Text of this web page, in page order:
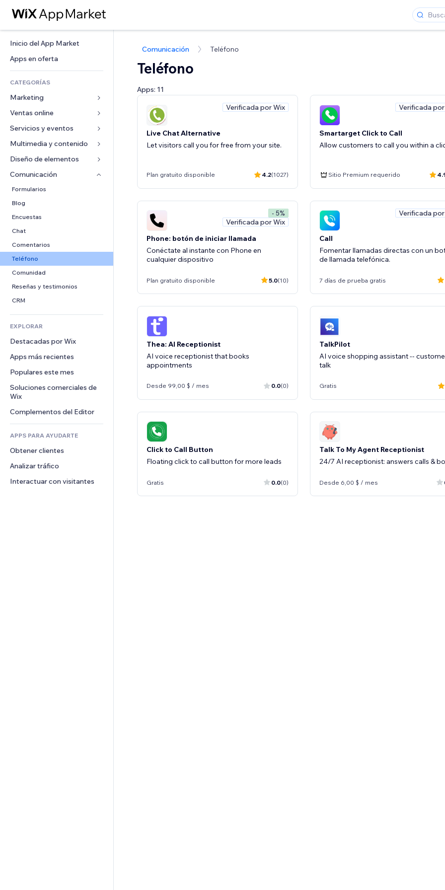
Inicio del App Market
Apps en oferta
CATEGORÍAS
Marketing
Anuncios
Móvil
Analíticas
Ventas online
Apps para tiendas
Envíos y entregas
Botones de venta
Precios y suscripciones
Crowdfunding
Servicios y eventos
Hoteles
Eventos
Restaurantes
Multimedia y contenido
Galerías
Música
Pódcast
Fotografía
Video
PDF
Compartir archivos
Noticias
Servicios de contenido
Efectos de texto
Diseño de elementos
Mapas y navegación
Privacidad y seguridad
Reloj
Plantillas para páginas
Efectos de imágenes
Botones y menús
Banners e insignias
Calculadoras
Buscar
Clima
Gráficos y tablas
Formularios
Blog
Encuestas
Chat
Comentarios
Teléfono
Comunidad
Reseñas y testimonios
CRM
EXPLORAR
Destacadas por Wix
Apps más recientes
Populares este mes
Soluciones comerciales de
Wix
Complementos del Editor
APPS PARA AYUDARTE
Obtener clientes
Analizar tráfico
Interactuar con visitantes
Comunicación Teléfono
Teléfono
Apps: 11
Verificada por Wix
Live Chat Alternative
Let visitors call you for free from your site.
Plan gratuito disponible 4.2(1027)
Verificada
Smartarget Click to Call
Allow customers to call you within a
Sitio Premium requerido
- 5%
Verificada por Wix
Phone: botón de iniciar llamada
Conéctate al instante con Phone en
cualquier dispositivo
Plan gratuito disponible 5.0(10)
Verificada
Call
Fomentar llamadas directas con un
de llamada telefónica.
7 días de prueba gratis
Thea: AI Receptionist
AI voice receptionist that books
appointments
Desde 99,00 $ / mes 0.0(0)
TalkPilot
AI voice shopping assistant --
talk
Gratis
Click to Call Button
Floating click to call button for more leads
Gratis 0.0(0)
Talk To My Agent Receptionist
24/7 AI receptionist: answers calls &
Desde 6,00 $ / mes